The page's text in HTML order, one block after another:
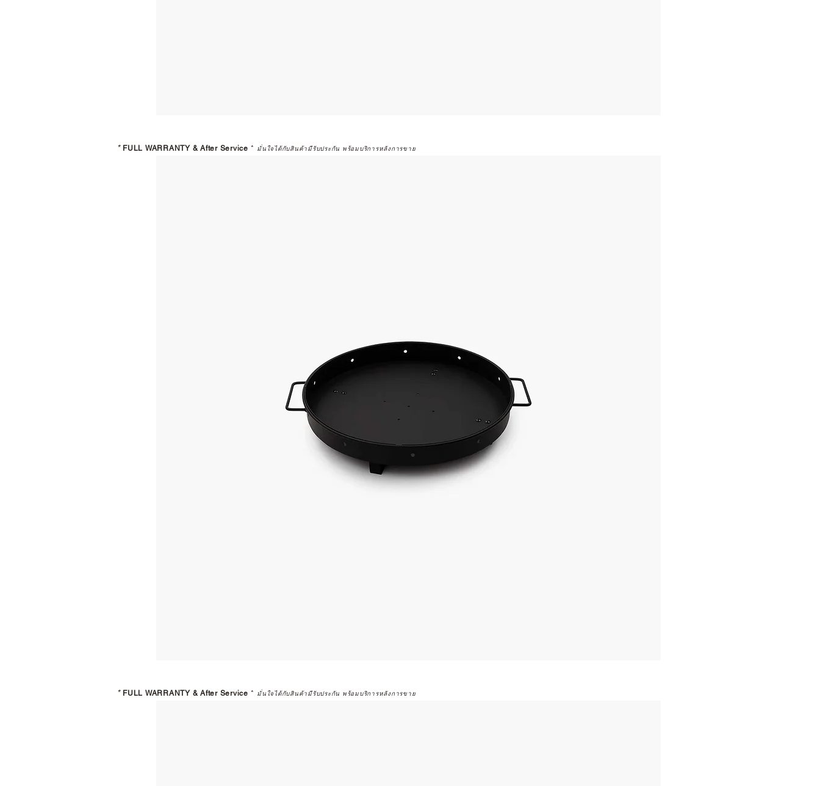
* FULL WARRANTY & After Service * มั่นใจได้กับสินค้ามีรับประกัน พร้อมบริการหลังการขาย
* FULL WARRANTY & After Service * มั่นใจได้กับสินค้ามีรับประกัน พร้อมบริการหลังการขาย